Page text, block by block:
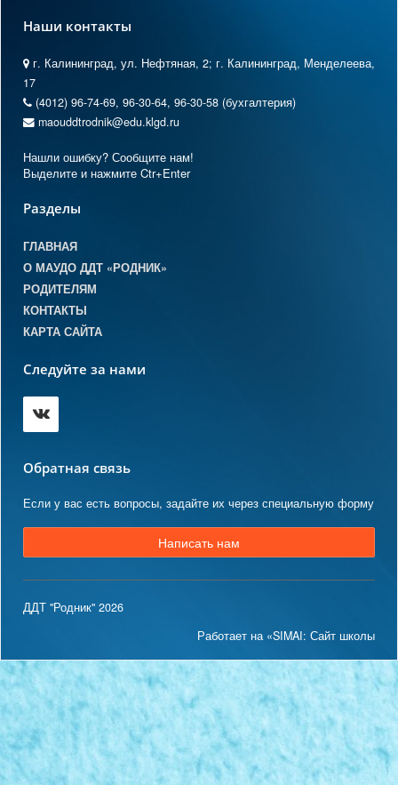
Наши контакты
г. Калининград, ул. Нефтяная, 2; г. Калининград, Менделеева,
17
(4012) 96-74-69, 96-30-64, 96-30-58 (бухгалтерия)
maouddtrodnik@edu.klgd.ru
Нашли ошибку? Сообщите нам!
Выделите и нажмите Ctr+Enter
Разделы
ГЛАВНАЯ
О МАУДО ДДТ «РОДНИК»
РОДИТЕЛЯМ
КОНТАКТЫ
КАРТА САЙТА
Следуйте за нами
Обратная связь
Если у вас есть вопросы, задайте их через специальную форму
Написать нам
ДДТ "Родник" 2026
Работает на «SIMAI: Сайт школы